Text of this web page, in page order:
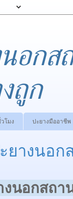
นอก
ถูก
โมง ปะยางมืออาชีพ
างนอก
งนอกสถา